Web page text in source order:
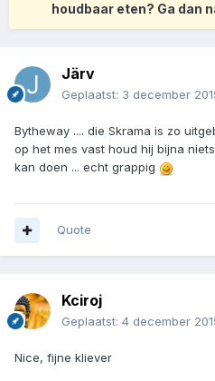
houdbaar eten? Ga dan
Järv
Geplaatst: 3 december
Bytheway .... die Skrama is zo
op het mes vast houd hij bijna
kan doen ... echt grappig
Quote
Kciroj
Geplaatst: 4 december
Nice, fijne kliever